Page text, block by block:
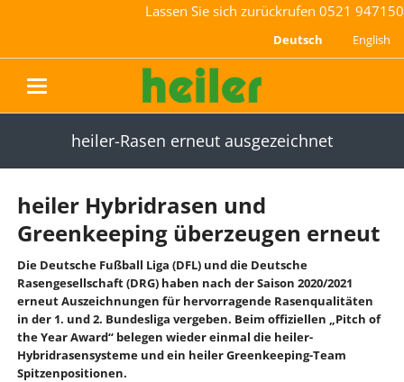
Lassen Sie sich zurückrufen 0521 947150
Deutsch English
heiler-Rasen erneut ausgezeichnet
heiler Hybridrasen und
Greenkeeping überzeugen erneut
Die Deutsche Fußball Liga (DFL) und die Deutsche
Rasengesellschaft (DRG) haben nach der Saison 2020/2021
erneut Auszeichnungen für hervorragende Rasenqualitäten
in der 1. und 2. Bundesliga vergeben. Beim offiziellen „Pitch of
the Year Award“ belegen wieder einmal die heiler-
Hybridrasensysteme und ein heiler Greenkeeping-Team
Spitzenpositionen.